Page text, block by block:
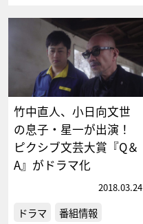
竹中直人、小日向文世
の息子・星一が出演！
ピクシブ文芸大賞『Q＆
A』がドラマ化
2018.03.24
ドラマ 番組情報